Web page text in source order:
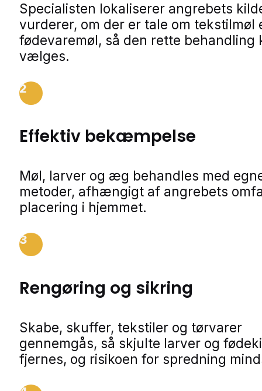
Specialisten lokaliserer angrebets
vurderer, om der er tale om tekstilmøl
fødevaremøl, så den rette behandling
vælges.
2
Effektiv bekæmpelse
Møl, larver og æg behandles med
metoder, afhængigt af angrebets
placering i hjemmet.
3
Rengøring og sikring
Skabe, skuffer, tekstiler og tørvarer
gennemgås, så skjulte larver og
fjernes, og risikoen for spredning